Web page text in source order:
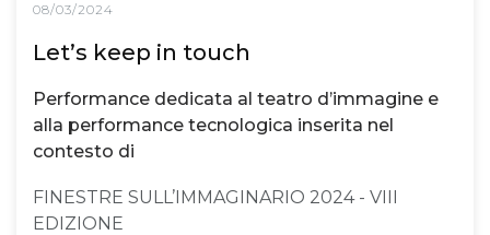
08/03/2024
Let’s keep in touch
Performance dedicata al teatro d’immagine e
alla performance tecnologica inserita nel
contesto di
FINESTRE SULL’IMMAGINARIO 2024 - VIII
EDIZIONE